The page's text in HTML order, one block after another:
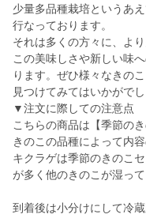
少量多品種栽培というあ
行なっております。
それは多くの方々に、よ
この美味しさや新しい味
ります。ぜひ様々なきの
見つけてみてはいかがで
▼注文に際しての注意点
こちらの商品は【季節の
きのこの品種によって内
キクラゲは季節のきのこ
が多く他のきのこが湿って
到着後は小分けにして冷